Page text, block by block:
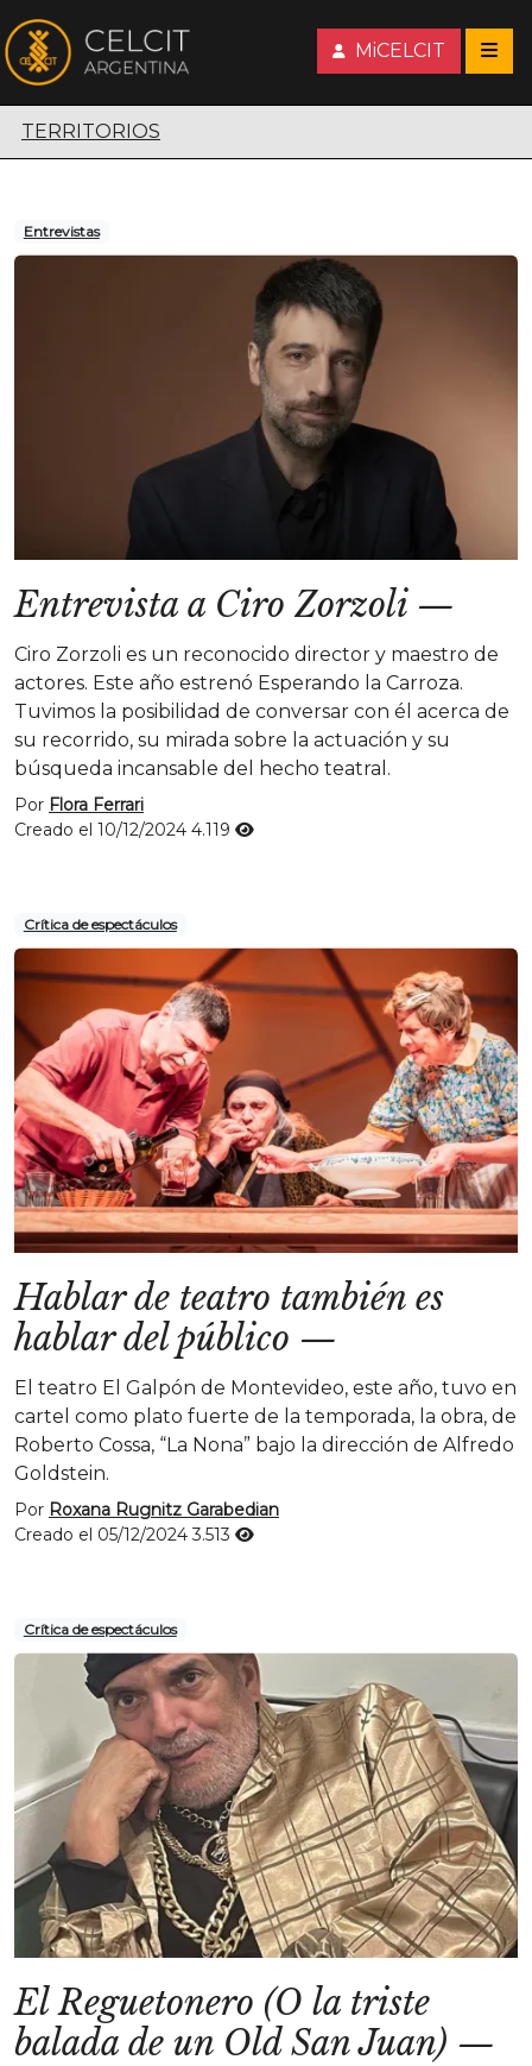
MiCELCIT
Territorios escénicos
TERRITORIOS
Entrevistas
Entrevista a Ciro Zorzoli—
Ciro Zorzoli es un reconocido director y maestro de
actores. Este año estrenó Esperando la Carroza.
Tuvimos la posibilidad de conversar con él acerca de
su recorrido, su mirada sobre la actuación y su
búsqueda incansable del hecho teatral.
Por Flora Ferrari
Creado el 10/12/2024 4.119
Crítica de espectáculos
Hablar de teatro también es
hablar del público —
El teatro El Galpón de Montevideo, este año, tuvo en
cartel como plato fuerte de la temporada, la obra, de
Roberto Cossa, “La Nona” bajo la dirección de Alfredo
Goldstein.
Por Roxana Rugnitz Garabedian
Creado el 05/12/20243.513
Crítica de espectáculos
El Reguetonero (O la triste
balada de un Old San Juan) —